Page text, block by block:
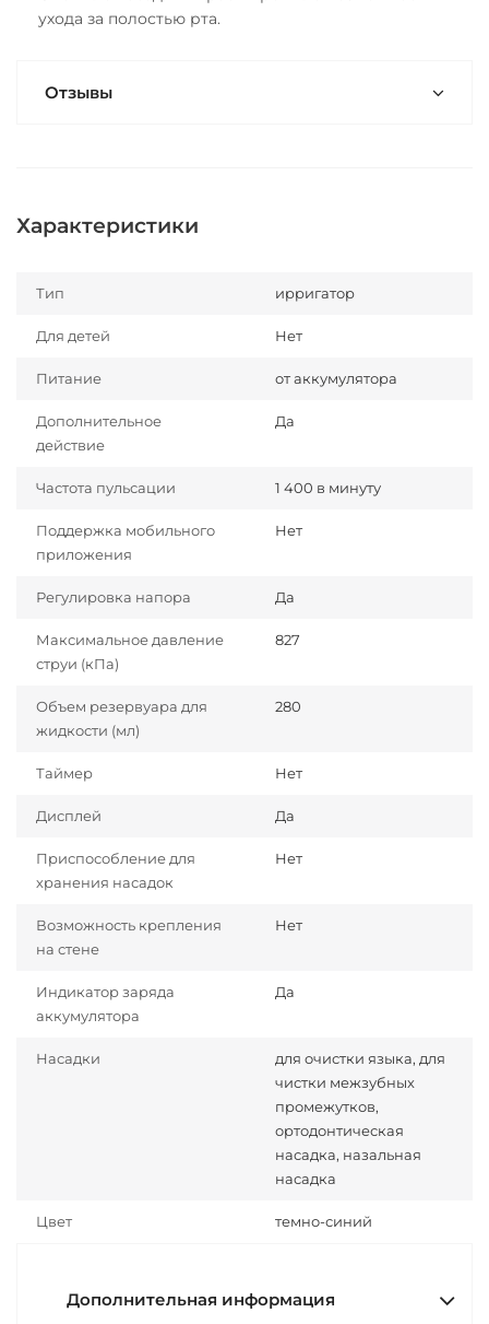
ухода за полостью рта.
Отзывы
Характеристики
Тип ирригатор
Для детей Нет
Питание от аккумулятора
Дополнительное
действие
Да
Частота пульсации 1 400 в минуту
Поддержка мобильного
приложения
Нет
Регулировка напора Да
Максимальное давление
струи (кПа)
827
Объем резервуара для
жидкости (мл)
280
Таймер Нет
Дисплей Да
Приспособление для
хранения насадок
Нет
Возможность крепления
на стене
Нет
Индикатор заряда
аккумулятора
Да
Насадки
для очистки языка, для
чистки межзубных
промежутков,
ортодонтическая
насадка, назальная
насадка
Цвет темно-синий
Дополнительная информация